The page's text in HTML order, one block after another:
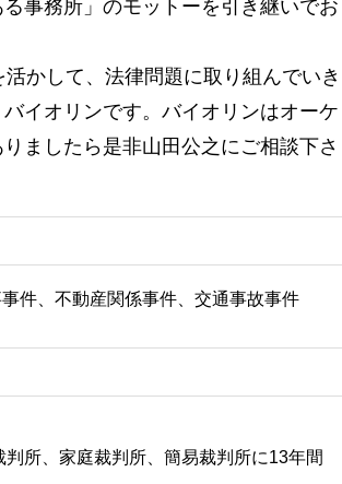
年後見 品川区 弁護士 相談
業承継 港区 弁護士 相談
相続 神奈川県 弁護士 相談
事務所」のモットーを引き継いでお
かして、法律問題に取り組んでいき
イオリンです。バイオリンはオーケ
ましたら是非山田公之にご相談下さ
件、不動産関係事件、交通事故事件
所、家庭裁判所、簡易裁判所に13年間